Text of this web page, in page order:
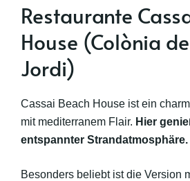
Restaurante
House (Colònia
Jordi)
Cassai Beach House ist ein
mit mediterranem Flair. Hier
entspannter Strandatmosphäre.
Besonders beliebt ist die Version